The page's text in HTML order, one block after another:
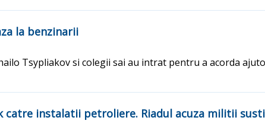
la benzinarii
Tsypliakov si colegii sai au intrat pentru a acorda
instalatii petroliere. Riadul acuza militii